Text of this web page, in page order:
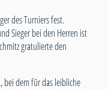
des Turniers fest.
Sieger bei den Herren ist
gratulierte den
bei dem für das leibliche